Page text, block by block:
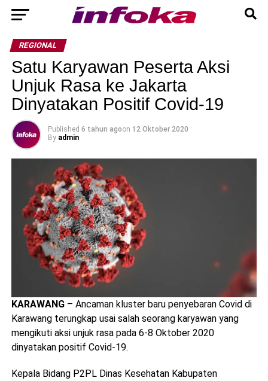
REGIONAL
Satu Karyawan Peserta Aksi
Unjuk Rasa ke Jakarta
Dinyatakan Positif Covid-19
Published 6 tahun agoon 12 Oktober 2020
By admin
KARAWANG – Ancaman kluster baru penyebaran Covid di
Karawang terungkap usai salah seorang karyawan yang
mengikuti aksi unjuk rasa pada 6-8 Oktober 2020
dinyatakan positif Covid-19.
Kepala Bidang P2PL Dinas Kesehatan Kabupaten